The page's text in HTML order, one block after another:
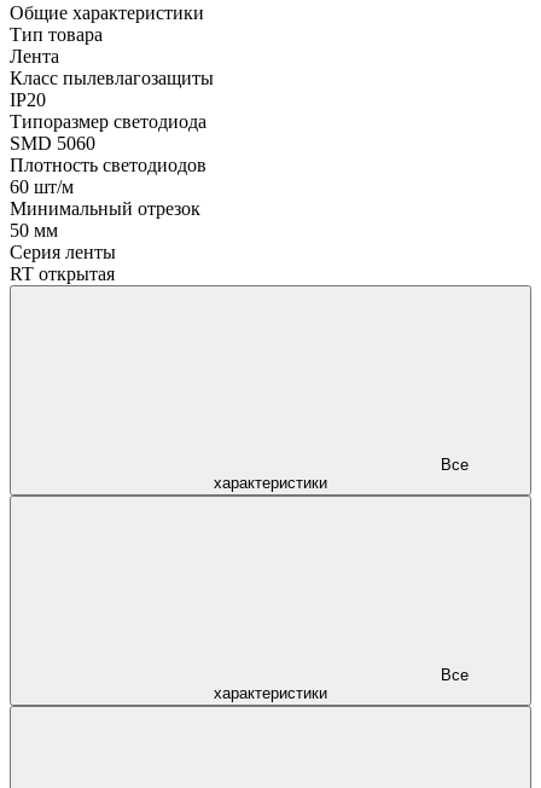
Общие характеристики
Тип товара
Лента
Класс пылевлагозащиты
IP20
Типоразмер светодиода
SMD 5060
Плотность светодиодов
60 шт/м
Минимальный отрезок
50 мм
Серия ленты
RT открытая
характеристики
характеристики